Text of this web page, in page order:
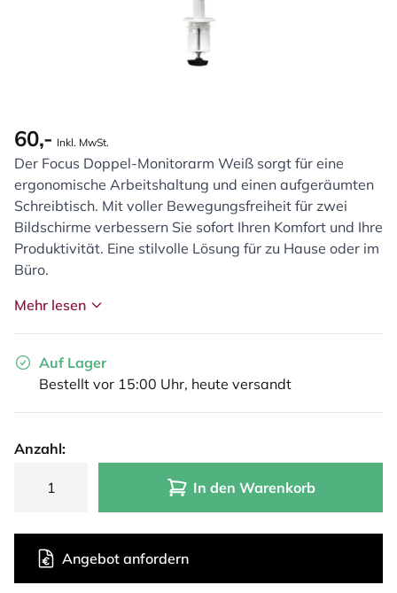
60,- Inkl. MwSt.
Der Focus Doppel-Monitorarm Weiß sorgt für eine
ergonomische Arbeitshaltung und einen aufgeräumten
Schreibtisch. Mit voller Bewegungsfreiheit für zwei
Bildschirme verbessern Sie sofort Ihren Komfort und Ihre
Produktivität. Eine stilvolle Lösung für zu Hause oder im
Büro.
Mehr lesen
Auf Lager
Bestellt vor 15:00 Uhr, heute versandt
Anzahl:
In den Warenkorb
Angebot anfordern